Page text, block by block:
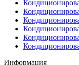
Информация